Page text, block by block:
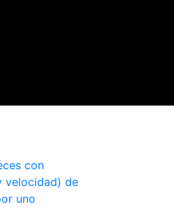
con
velocidad) de
uno